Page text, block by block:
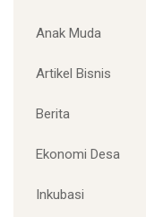
Anak Muda
Artikel Bisnis
Berita
Ekonomi Desa
Inkubasi